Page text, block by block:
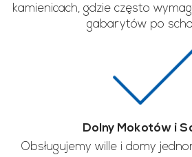
kamienicach, gdzie często
gabarytów po
Dolny Mokotów i
Obsługujemy wille i domy